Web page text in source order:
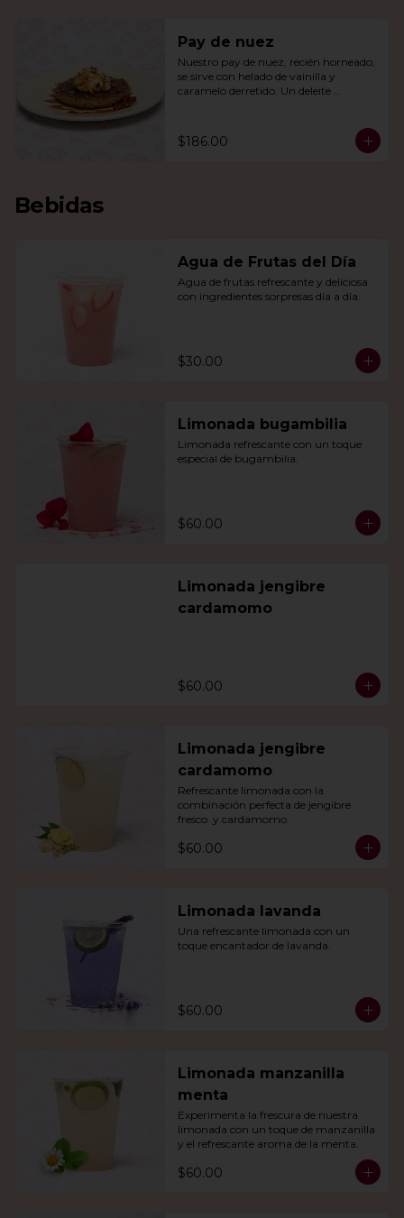
Pay de nuez
Nuestro pay de nuez, recién horneado,
se sirve con helado de vainilla y
caramelo derretido. Un deleite
$186.00
Bebidas
Agua de Frutas del Día
Agua de frutas refrescante y deliciosa
con ingredientes sorpresas día a día.
$30.00
Limonada bugambilia
Limonada refrescante con un toque
especial de bugambilia.
$60.00
Limonada jengibre
cardamomo
$60.00
Limonada jengibre
cardamomo
Refrescante limonada con la
combinación perfecta de jengibre
fresco  y cardamomo.
$60.00
Limonada lavanda
Una refrescante limonada con un
toque encantador de lavanda.
$60.00
Limonada manzanilla
menta
Experimenta la frescura de nuestra
limonada con un toque de manzanilla
y el refrescante aroma de la menta.
$60.00